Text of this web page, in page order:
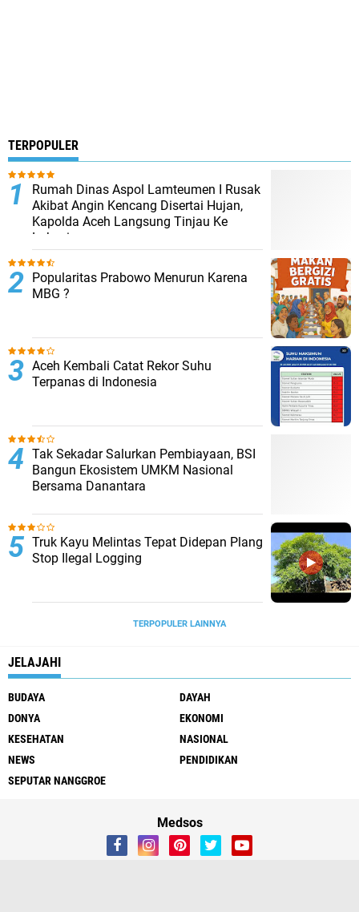
TERPOPULER
Rumah Dinas Aspol Lamteumen I Rusak
Akibat Angin Kencang Disertai Hujan,
Kapolda Aceh Langsung Tinjau Ke
Lokasi
Popularitas Prabowo Menurun Karena
MBG ?
Aceh Kembali Catat Rekor Suhu
Terpanas di Indonesia
Tak Sekadar Salurkan Pembiayaan, BSI
Bangun Ekosistem UMKM Nasional
Bersama Danantara
Truk Kayu Melintas Tepat Didepan Plang
Stop Ilegal Logging
TERPOPULER LAINNYA
JELAJAHI
BUDAYA
DAYAH
DONYA
EKONOMI
KESEHATAN
NASIONAL
NEWS
PENDIDIKAN
SEPUTAR NANGGROE
Medsos